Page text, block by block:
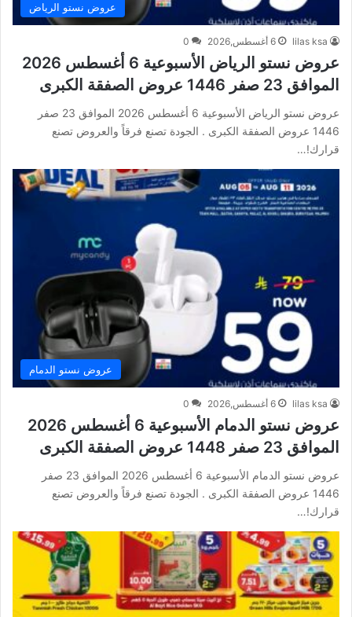
عروض نستو الرياض
lilas ksa 6 أغسطس,2026 0
عروض نستو الرياض الأسبوعية 6 أغسطس 2026
الموافق 23 صفر 1446 عروض الصفقة الكبرى
عروض نستو الرياض الأسبوعية 6 أغسطس 2026 الموافق 23 صفر
1446 عروض الصفقة الكبرى . الجودة تصنع فرقاً والعروض تصنع
قرارك!…
عروض نستو الدمام
lilas ksa 6 أغسطس,2026 0
عروض نستو الدمام الأسبوعية 6 أغسطس 2026
الموافق 23 صفر 1448 عروض الصفقة الكبرى
عروض نستو الدمام الأسبوعية 6 أغسطس 2026 الموافق 23 صفر
1446 عروض الصفقة الكبرى . الجودة تصنع فرقاً والعروض تصنع
قرارك!…